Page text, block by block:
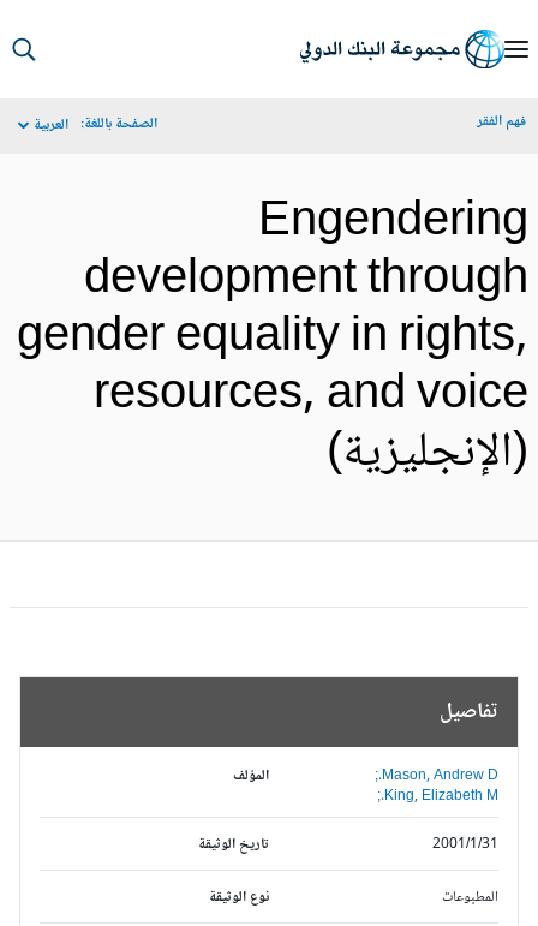
الفقر الصفحة باللغة: العربية
development
gender equality in
resources, and
تفاصيل
المؤلف
Mason, Andrew D.;
King, Elizabeth M.;
تاريخ الوثيقة
2001/1/31
نوع الوثيقة المطبوعات